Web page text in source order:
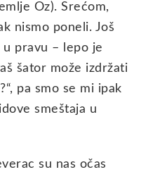
Oz). Srećom,
nismo poneli. Još
pravu – lepo je
šator može izdržati
pa smo se mi ipak
smeštaja u
su nas očas